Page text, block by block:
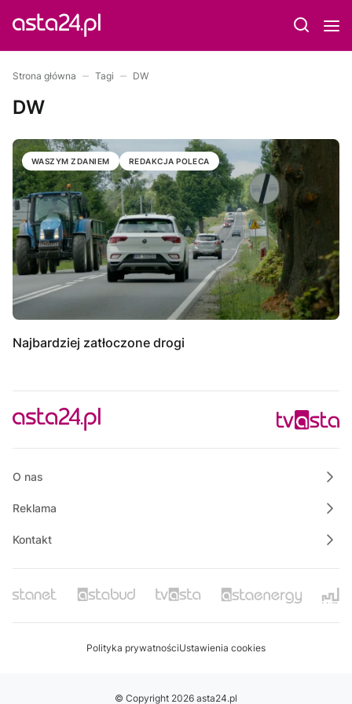
Strona główna Tagi DW
DW
WASZYM ZDANIEM REDAKCJA POLECA
Najbardziej zatłoczone drogi
O nas
Reklama
Kontakt
Polityka prywatnościUstawienia cookies
© Copyright 2026 asta24.pl